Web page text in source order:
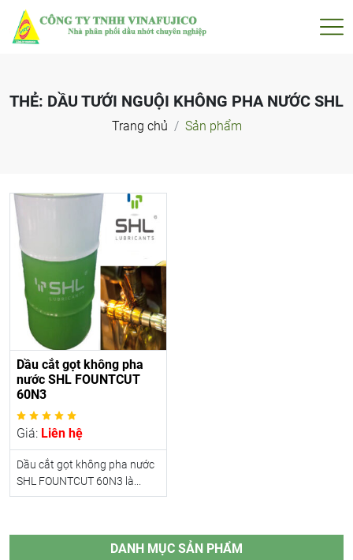
THẺ: DẦU TƯỚI NGUỘI KHÔNG PHA NƯỚC SHL
Trang chủ Sản phẩm
Dầu cắt gọt không pha
nước SHL FOUNTCUT
60N3
Giá: Liên hệ
Dầu cắt gọt không pha nước
SHL FOUNTCUT 60N3 là...
DANH MỤC SẢN PHẨM